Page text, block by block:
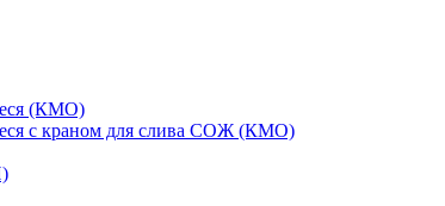
(КМО)
с краном для слива СОЖ (КМО)